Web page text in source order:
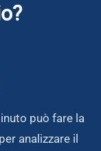
può fare la
analizzare il